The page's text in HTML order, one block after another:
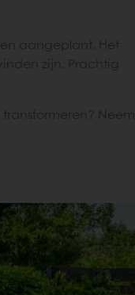
aangeplant. Het
zijn. Prachtig
Neem